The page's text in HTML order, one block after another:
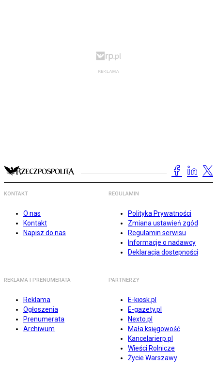
KONTAKT
O nas
Kontakt
Napisz do nas
REGULAMIN
Polityka Prywatności
Zmiana ustawień zgód
Regulamin serwisu
Informacje o nadawcy
Deklaracja dostępności
REKLAMA I PRENUMERATA
Reklama
Ogłoszenia
Prenumerata
Archiwum
PARTNERZY
E-kiosk.pl
E-gazety.pl
Nexto.pl
Mała księgowość
Kancelarierp.pl
Wieści Rolnicze
Życie Warszawy